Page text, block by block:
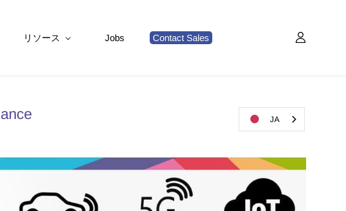
リソース Jobs Contact Sales
JA